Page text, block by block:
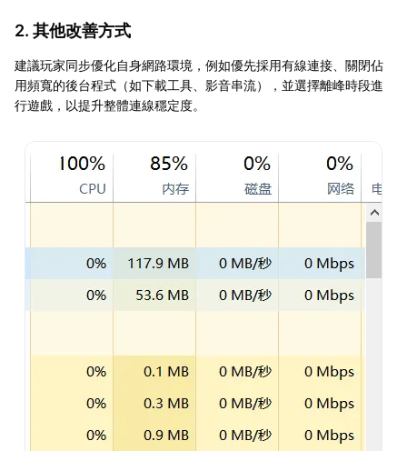
2. 其他改善方式
建議玩家同步優化自身網路環境，例如優先採用有線連接、關閉佔
用頻寬的後台程式（如下載工具、影音串流），並選擇離峰時段進
行遊戲，以提升整體連線穩定度。